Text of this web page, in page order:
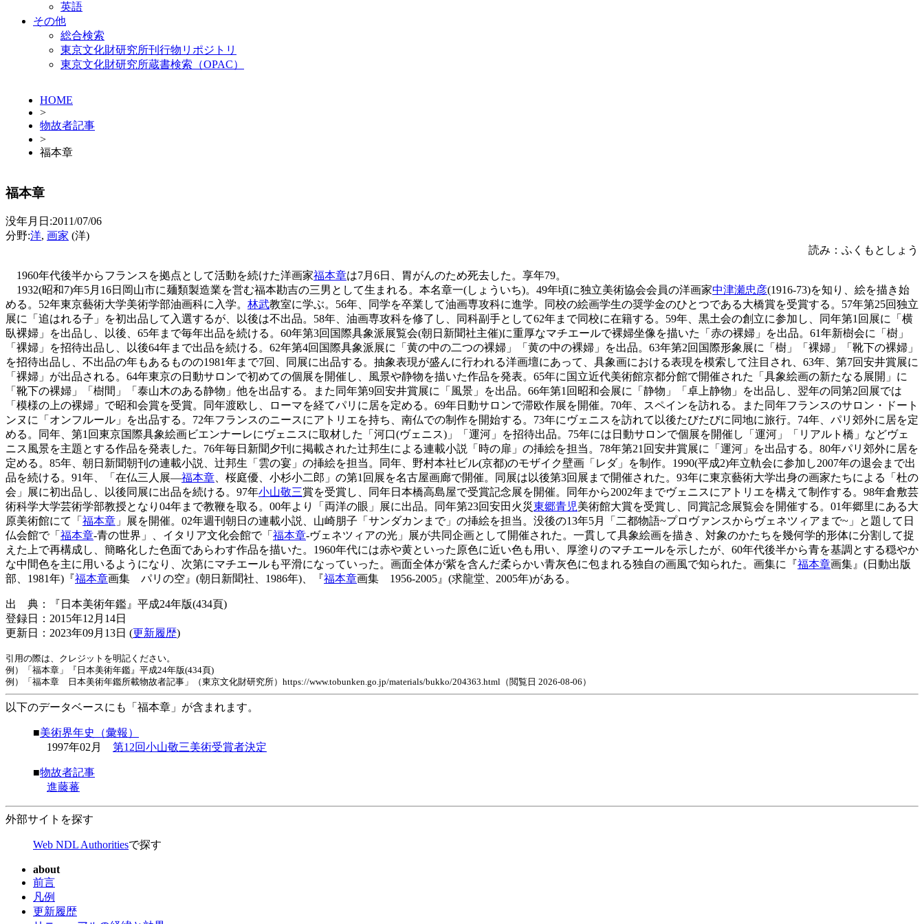
英語
その他
総合検索
東京文化財研究所刊行物リポジトリ
東京文化財研究所蔵書検索（OPAC）
HOME
>
物故者記事
>
福本章
福本章
没年月日:2011/07/06
分野:洋, 画家 (洋)
読み：ふくもとしょう
1960年代後半からフランスを拠点として活動を続けた洋画家福本章は7月6日、胃がんのため死去した。享年79。
1932(昭和7)年5月16日岡山市に麺類製造業を営む福本勘吉の三男として生まれる。本名章一(しょういち)。49年頃に独立美術協会会員の洋画家中津瀬忠彦(1916-73)を知り、絵を描き始
める。52年東京藝術大学美術学部油画科に入学。 林武教室に学ぶ。56年、同学を卒業して油画専攻科に進学。同校の絵画学生の奨学金のひとつである大橋賞を受賞する。57年第25回独立
展に「追はれる子」を初出品して入選するが、以後は不出品。58年、油画専攻科を修了し、同科副手として62年まで同校に在籍する。59年、黒土会の創立に参加し、同年第1回展に「横
臥裸婦」を出品し、以後、65年まで毎年出品を続ける。60年第3回国際具象派展覧会(朝日新聞社主催)に重厚なマチエールで裸婦坐像を描いた「赤の裸婦」を出品。61年新樹会に「樹」
「裸婦」を招待出品し、以後64年まで出品を続ける。62年第4回国際具象派展に「黄の中の二つの裸婦」「黄の中の裸婦」を出品。63年第2回国際形象展に「樹」「裸婦」「靴下の裸婦」
を招待出品し、不出品の年もあるものの1981年まで7回、同展に出品する。抽象表現が盛んに行われる洋画壇にあって、具象画における表現を模索して注目され、63年、第7回安井賞展に
「裸婦」が出品される。64年東京の日動サロンで初めての個展を開催し、風景や静物を描いた作品を発表。65年に国立近代美術館京都分館で開催された「具象絵画の新たなる展開」に
「靴下の裸婦」「樹間」「泰山木のある静物」他を出品する。また同年第9回安井賞展に「風景」を出品。66年第1回昭和会展に「静物」「卓上静物」を出品し、翌年の同第2回展では
「模様の上の裸婦」で昭和会賞を受賞。同年渡欧し、ローマを経てパリに居を定める。69年日動サロンで滞欧作展を開催。70年、スペインを訪れる。また同年フランスのサロン・ドート
ンヌに「オンフルール」を出品する。72年フランスのニースにアトリエを持ち、南仏での制作を開始する。73年にヴェニスを訪れて以後たびたびに同地に旅行。74年、パリ郊外に居を定
める。同年、第1回東京国際具象絵画ビエンナーレにヴェニスに取材した「河口(ヴェニス)」「運河」を招待出品。75年には日動サロンで個展を開催し「運河」「リアルト橋」などヴェ
ニス風景を主題とする作品を発表した。76年毎日新聞夕刊に掲載された辻邦生による連載小説「時の扉」の挿絵を担当。78年第21回安井賞展に「運河」を出品する。80年パリ郊外に居を
定める。85年、朝日新聞朝刊の連載小説、辻邦生「雲の宴」の挿絵を担当。同年、野村本社ビル(京都)のモザイク壁画「レダ」を制作。1990(平成2)年立軌会に参加し2007年の退会まで出
品を続ける。91年、「在仏三人展―福本章 、桜庭優、小杉小二郎」の第1回展を名古屋画廊で開催。同展は以後第3回展まで開催された。93年に東京藝術大学出身の画家たちによる「杜の
会」展に初出品し、以後同展に出品を続ける。97年小山敬三賞を受賞し、同年日本橋高島屋で受賞記念展を開催。同年から2002年までヴェニスにアトリエを構えて制作する。98年倉敷芸
術科学大学芸術学部教授となり04年まで教鞭を取る。00年より「両洋の眼」展に出品。同年第23回安田火災東郷青児美術館大賞を受賞し、同賞記念展覧会を開催する。01年郷里にある大
原美術館にて「 福本章 」展を開催。02年週刊朝日の連載小説、山崎朋子「サンダカンまで」の挿絵を担当。没後の13年5月「二都物語~プロヴァンスからヴェネツィアまで~」と題して日
仏会館で「 福本章-青の世界」、イタリア文化会館で「 福本章-ヴェネツィアの光」展が共同企画として開催された。一貫して具象絵画を描き、対象のかたちを幾何学的形体に分割して捉
えた上で再構成し、簡略化した色面であらわす作品を描いた。1960年代には赤や黄といった原色に近い色も用い、厚塗りのマチエールを示したが、60年代後半から青を基調とする穏やか
な中間色を主に用いるようになり、次第にマチエールも平滑になっていった。画面全体が紫を含んだ柔らかい青灰色に包まれる独自の画風で知られた。画集に『福本章画集』(日動出版
部、1981年)『福本章画集 パリの空』(朝日新聞社、1986年)、『福本章画集 1956-2005』(求龍堂、2005年)がある。
出 典：『日本美術年鑑』平成24年版(434頁)
登録日：2015年12月14日
更新日：2023年09月13日 (更新履歴)
引用の際は、クレジットを明記ください。
例）「福本章」『日本美術年鑑』平成24年版(434頁)
例）「福本章 日本美術年鑑所載物故者記事」（東京文化財研究所）https://www.tobunken.go.jp/materials/bukko/204363.html（閲覧日 2026-08-06）
以下のデータベースにも「福本章」が含まれます。
■美術界年史（彙報）
1997年02月 第12回小山敬三美術受賞者決定
■物故者記事
進藤蕃
外部サイトを探す
Web NDL Authoritiesで探す
about
前言
凡例
更新履歴